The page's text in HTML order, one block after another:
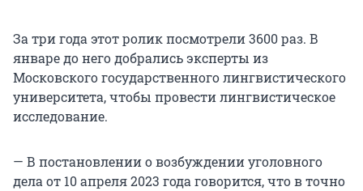
За три года этот ролик посмотрели 3600 раз. В
январе до него добрались эксперты из
Московского государственного лингвистического
университета, чтобы провести лингвистическое
исследование.
— В постановлении о возбуждении уголовного
дела от 10 апреля 2023 года говорится, что в точно